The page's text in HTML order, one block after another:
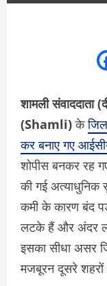
शामली संवाददाता
(Shamli)के
कर बनाए गए
शोपीस बनकर रह
की गई अत्याधुनिक
कमी के कारण बंद
लटके हैं और अंदर
इसका सीधा असर
मजबूरन दूसरे शहरों